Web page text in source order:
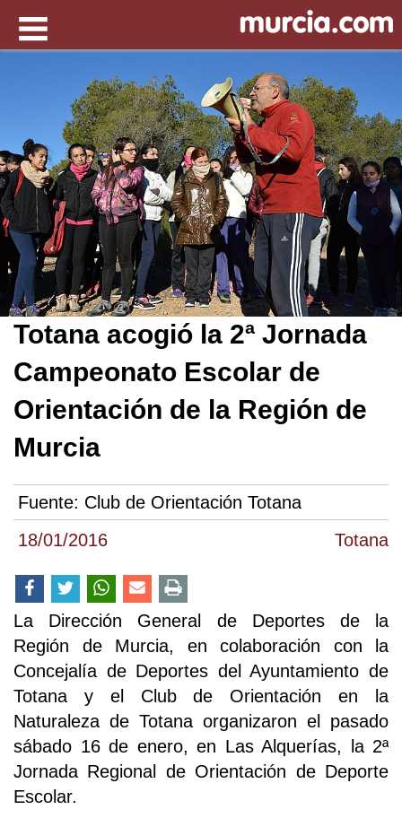
18/01/2016 Totana
Totana acogió la 2ª Jornada
Campeonato Escolar de
Orientación de la Región de
Murcia
Fuente: Club de Orientación Totana
La Dirección General de Deportes de la
Región de Murcia, en colaboración con la
Concejalía de Deportes del Ayuntamiento de
Totana y el Club de Orientación en la
Naturaleza de Totana organizaron el pasado
sábado 16 de enero, en Las Alquerías, la 2ª
Jornada Regional de Orientación de Deporte
Escolar.